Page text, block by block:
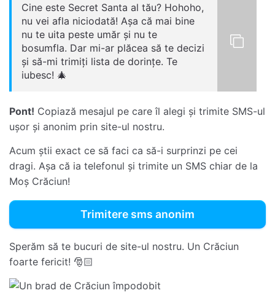
Cine este Secret Santa al tău? Hohoho,
nu vei afla niciodată! Așa că mai bine
nu te uita peste umăr și nu te
bosumfla. Dar mi-ar plăcea să te decizi
și să-mi trimiți lista de dorințe. Te
iubesc! 🎄
Pont! Copiază mesajul pe care îl alegi și trimite SMS-ul
ușor și anonim prin site-ul nostru.
Acum știi exact ce să faci ca să-i surprinzi pe cei
dragi. Așa că ia telefonul și trimite un SMS chiar de la
Moș Crăciun!
Trimitere sms anonim
Sperăm să te bucuri de site-ul nostru. Un Crăciun
foarte fericit! 🎅🏻